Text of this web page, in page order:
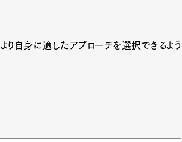
り自身に適したアプローチを選択できるよう